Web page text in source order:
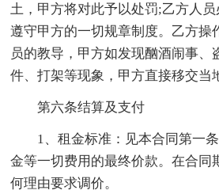
土，甲方将对此予以处罚;乙方人员
遵守甲方的一切规章制度。乙方操
员的教导，甲方如发现酗酒闹事、
件、打架等现象，甲方直接移交当
第六条结算及支付
1、租金标准：见本合同第一条
金等一切费用的最终价款。在合同
何理由要求调价。